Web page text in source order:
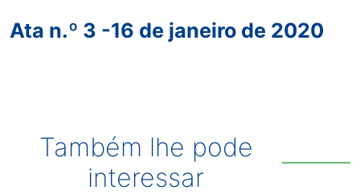
Ata n.º 3 -16 de janeiro de 2020
Também lhe pode
interessar